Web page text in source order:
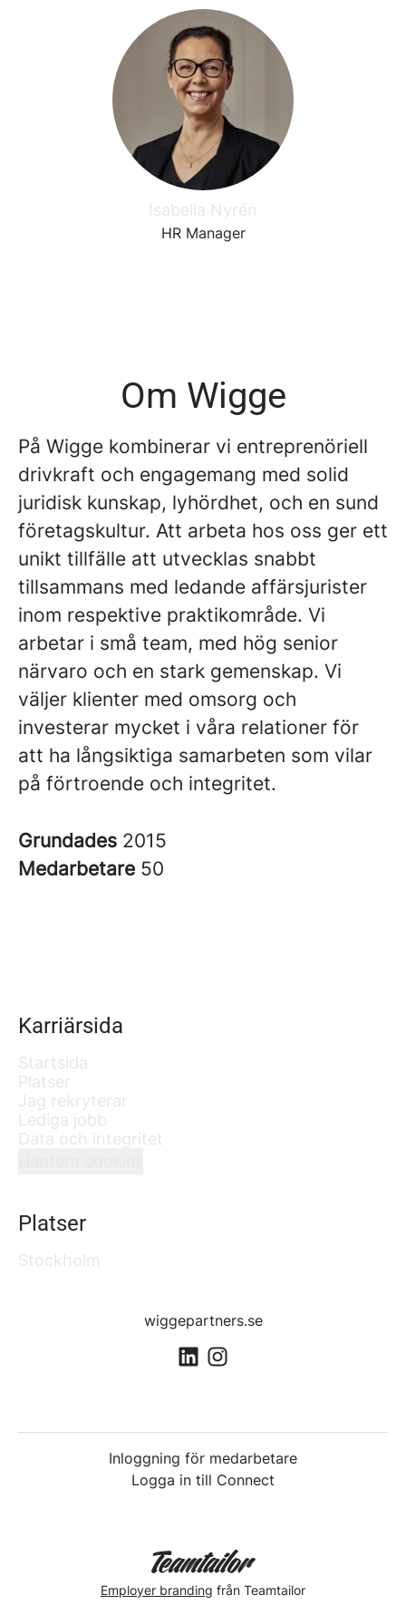
Isabella Nyrén
HR Manager
Om Wigge
På Wigge kombinerar vi entreprenöriell
drivkraft och engagemang med solid
juridisk kunskap, lyhördhet, och en sund
företagskultur. Att arbeta hos oss ger ett
unikt tillfälle att utvecklas snabbt
tillsammans med ledande affärsjurister
inom respektive praktikområde. Vi
arbetar i små team, med hög senior
närvaro och en stark gemenskap. Vi
väljer klienter med omsorg och
investerar mycket i våra relationer för
att ha långsiktiga samarbeten som vilar
på förtroende och integritet.
Grundades 2015
Medarbetare 50
Karriärsida
Startsida
Platser
Jag rekryterar
Lediga jobb
Data och integritet
Platser
Stockholm
wiggepartners.se
Inloggning för medarbetare
Logga in till Connect
Employer branding från Teamtailor